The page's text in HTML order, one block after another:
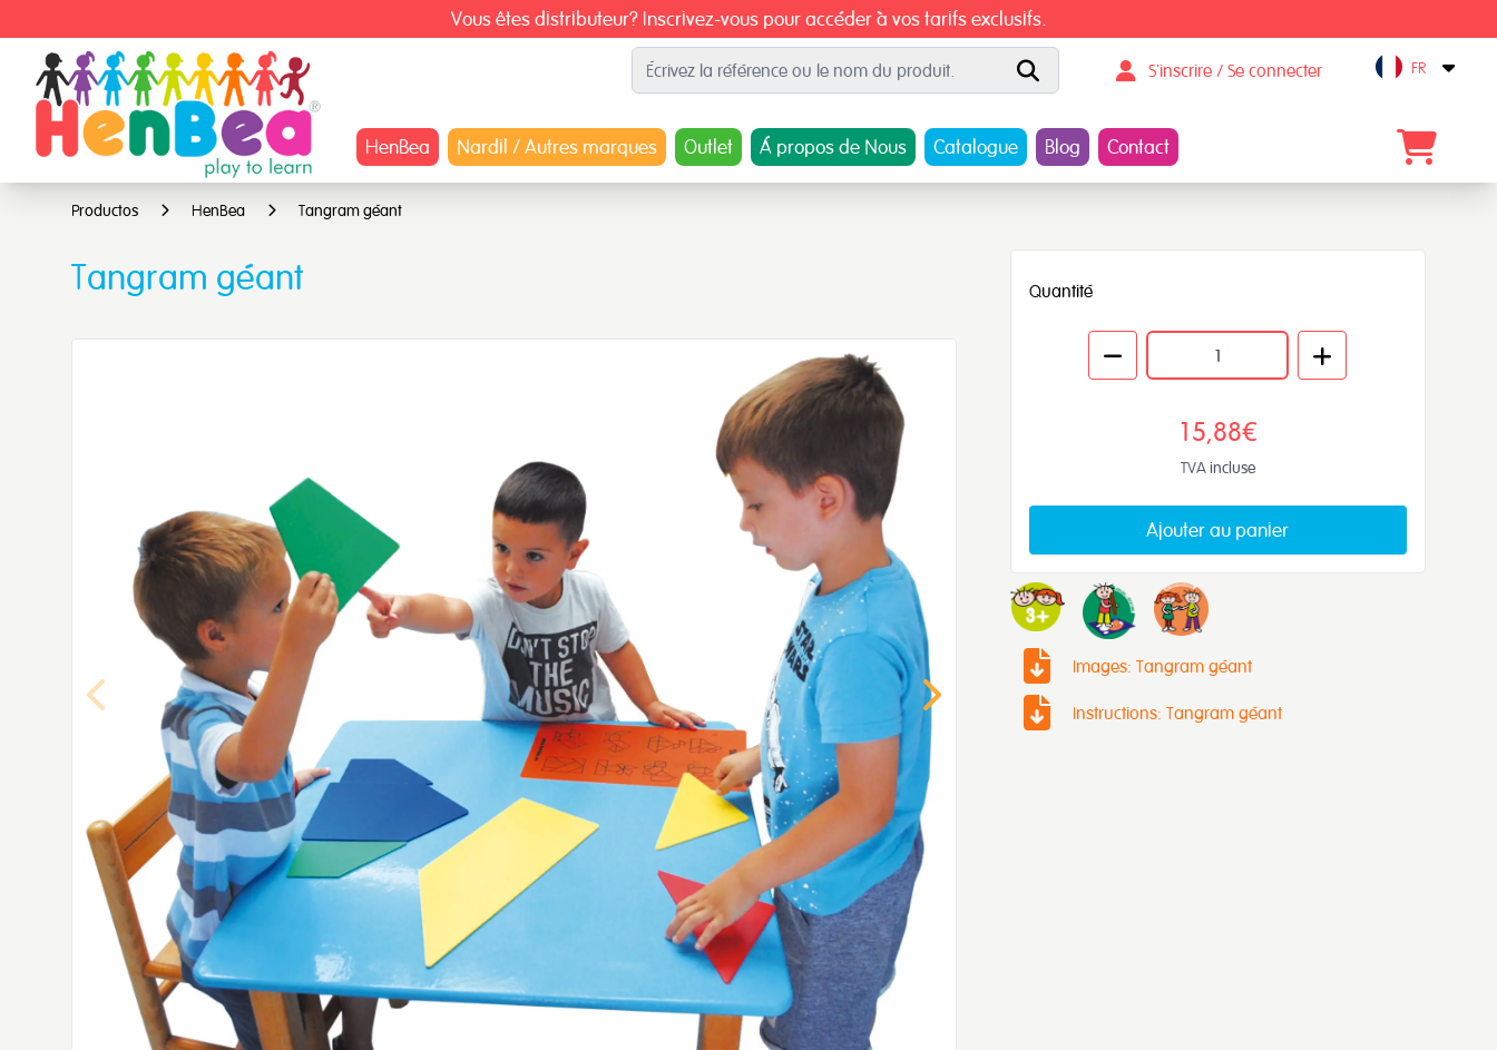
Vous êtes distributeur? Inscrivez-vous pour accéder à vos tarifs exclusifs.
S'inscrire / Se connecter Open
FR
HenBea Nardil / Autres marques Outlet Á propos de Nous Catalogue Blog Contact
Productos HenBea Tangram géant
Tangram géant Quantité
15,88€
TVA incluse
Ajouter au panier
Images: Tangram géant
Instructions: Tangram géant